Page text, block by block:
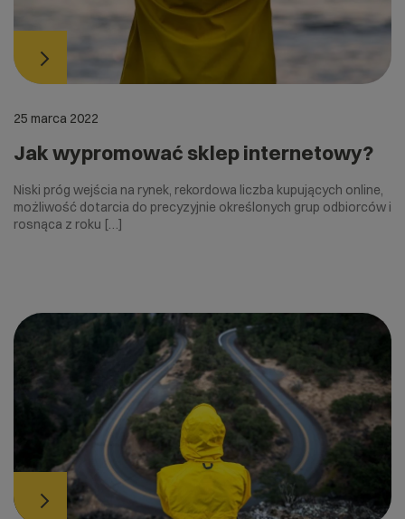
25 marca 2022
Jak wypromować sklep internetowy?
Niski próg wejścia na rynek, rekordowa liczba kupujących online,
możliwość dotarcia do precyzyjnie określonych grup odbiorców i
rosnąca z roku […]